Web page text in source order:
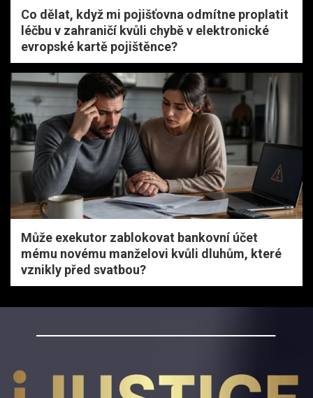
Co dělat, když mi pojišťovna odmítne proplatit
léčbu v zahraničí kvůli chybě v elektronické
evropské kartě pojištěnce?
Může exekutor zablokovat bankovní účet
mému novému manželovi kvůli dluhům, které
vznikly před svatbou?